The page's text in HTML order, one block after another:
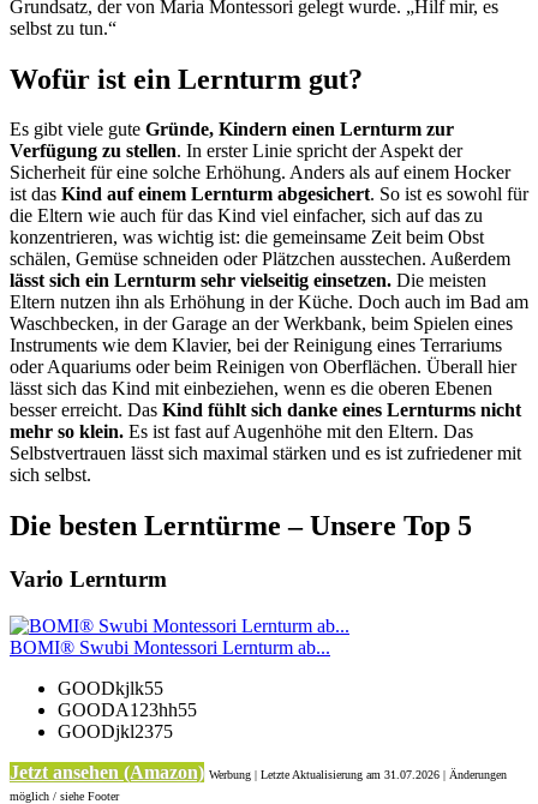
Grundsatz, der von Maria Montessori gelegt wurde. „Hilf mir, es
selbst zu tun.“
Wofür ist ein Lernturm gut?
Es gibt viele gute Gründe, Kindern einen Lernturm zur
Verfügung zu stellen. In erster Linie spricht der Aspekt der
Sicherheit für eine solche Erhöhung. Anders als auf einem Hocker
ist das Kind auf einem Lernturm abgesichert. So ist es sowohl für
die Eltern wie auch für das Kind viel einfacher, sich auf das zu
konzentrieren, was wichtig ist: die gemeinsame Zeit beim Obst
schälen, Gemüse schneiden oder Plätzchen ausstechen. Außerdem
lässt sich ein Lernturm sehr vielseitig einsetzen. Die meisten
Eltern nutzen ihn als Erhöhung in der Küche. Doch auch im Bad am
Waschbecken, in der Garage an der Werkbank, beim Spielen eines
Instruments wie dem Klavier, bei der Reinigung eines Terrariums
oder Aquariums oder beim Reinigen von Oberflächen. Überall hier
lässt sich das Kind mit einbeziehen, wenn es die oberen Ebenen
besser erreicht. Das Kind fühlt sich danke eines Lernturms nicht
mehr so klein. Es ist fast auf Augenhöhe mit den Eltern. Das
Selbstvertrauen lässt sich maximal stärken und es ist zufriedener mit
sich selbst.
Die besten Lerntürme – Unsere Top 5
Vario Lernturm
BOMI® Swubi Montessori Lernturm ab...
GOODkjlk55
GOODA123hh55
GOODjkl2375
Jetzt ansehen (Amazon) Werbung | Letzte Aktualisierung am 31.07.2026 | Änderungen
möglich / siehe Footer